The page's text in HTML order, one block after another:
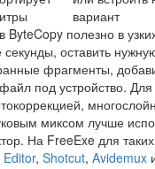
вариант
ByteCopy полезно в
оставить
фрагменты,
под устройство.
миксом лучше
На FreeExe для
, Shotcut, Avidemux